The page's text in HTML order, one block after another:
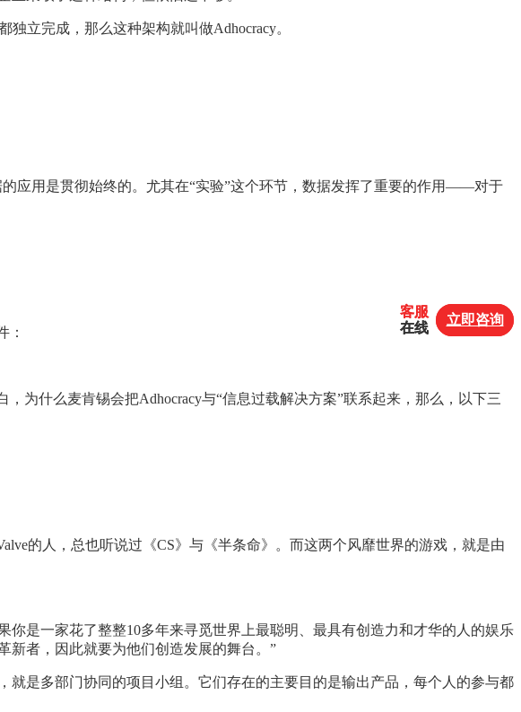
立完成，那么这种架构就叫做Adhocracy。
应用是贯彻始终的。尤其在“实验”这个环节，数据发挥了重要的作用——对于
：
为什么麦肯锡会把Adhocracy与“信息过载解决方案”联系起来，那么，以下三
的人，总也听说过《CS》与《半条命》。而这两个风靡世界的游戏，就是由
是一家花了整整10多年来寻觅世界上最聪明、最具有创造力和才华的人的娱乐
新者，因此就要为他们创造发展的舞台。”
就是多部门协同的项目小组。它们存在的主要目的是输出产品，每个人的参与都
客服
在线
立即咨询
客服
在线
立即咨询